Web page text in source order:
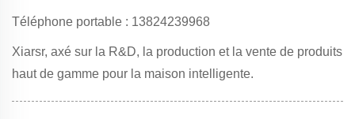
Téléphone portable : 13824239968
Xiarsr, axé sur la R&D, la production et la vente de produits
haut de gamme pour la maison intelligente.